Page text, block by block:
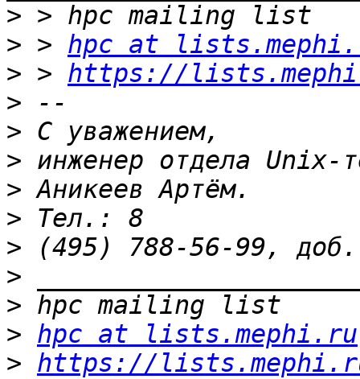
>
> > hpc at
> > https://
>
>
>
>
>
>
>
>
> hpc at lists.mephi.ru
> https://